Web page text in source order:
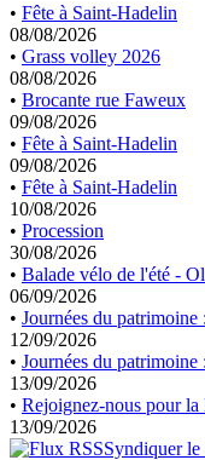
• Fête à Saint-Hadelin
08/08/2026
• Grass volley 2026
08/08/2026
• Brocante rue Faweux
09/08/2026
• Fête à Saint-Hadelin
09/08/2026
• Fête à Saint-Hadelin
10/08/2026
• Procession
30/08/2026
• Balade vélo de l'été -
06/09/2026
• Journées du
12/09/2026
• Journées du
13/09/2026
• Rejoignez-nous pour
13/09/2026
Syndiquer